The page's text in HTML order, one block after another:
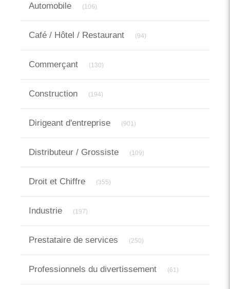
Automobile (106)
Café / Hôtel / Restaurant (94)
Commerçant (130)
Construction (194)
Dirigeant d'entreprise (901)
Distributeur / Grossiste (109)
Droit et Chiffre (355)
Industrie (197)
Prestataire de services (250)
Professionnels du divertissement (61)